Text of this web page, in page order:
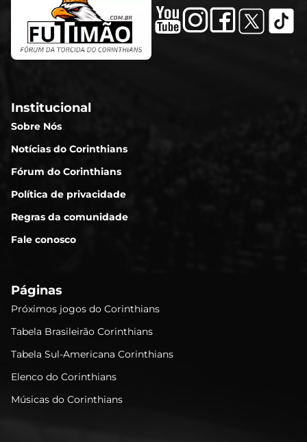
Institucional
Sobre Nós
Notícias do Corinthians
Fórum do Corinthians
Política de privacidade
Regras da comunidade
Fale conosco
Páginas
Próximos jogos do Corinthians
Tabela Brasileirão Corinthians
Tabela Sul-Americana Corinthians
Elenco do Corinthians
Músicas do Corinthians